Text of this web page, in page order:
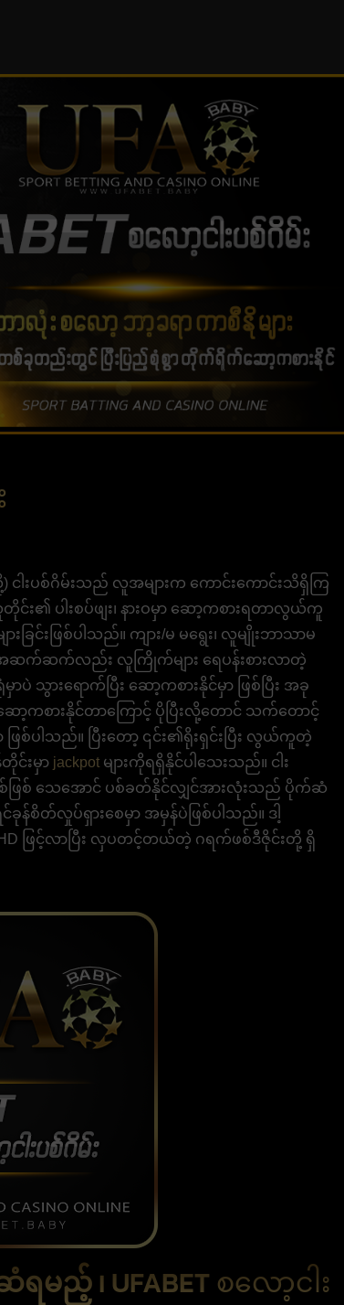
သို့) ငါးပစ်ဂိမ်းသည် လူအများက ကောင်းကောင်းသိရှိကြ
း၏ ပါးစပ်ဖျး၊ နားဝမှာ ဆော့ကစားရတာလွယ်ကူ
းဖြစ်ပါသည်။ ကျား/မ မရွေး၊ လူမျိုးဘာသာမ
အဆက်ဆက်လည်း လူကြိုက်များ ရေပန်းစားလာတဲ့
သွားရောက်ပြီး ဆော့ကစားနိုင်မှာ ဖြစ်ပြီး အခု
ကစားနိုင်တာကြောင့် ပိုပြီးလို့တောင် သက်တောင့်
စ်ပါသည်။ ပြီးတော့ ၎င်း၏ရိုးရှင်းပြီး လွယ်ကူတဲ့
င်းမှာ jackpot များကိုရရှိနိုင်ပါသေးသည်။ ငါး
ြစ်ဖြစ် သေအောင် ပစ်ခတ်နိုင်လျှင်အားလုံးသည် ပိုက်ဆံ
ခုန်စိတ်လှုပ်ရှားစေမှာ အမှန်ပဲဖြစ်ပါသည်။ ဒါ့
ဖြင့်လာပြီး လှပတင့်တယ်တဲ့ ဂရက်ဖစ်ဒီဇိုင်းတို့ ရှိ
ရမည့် ၊ UFABET စလော့ငါး